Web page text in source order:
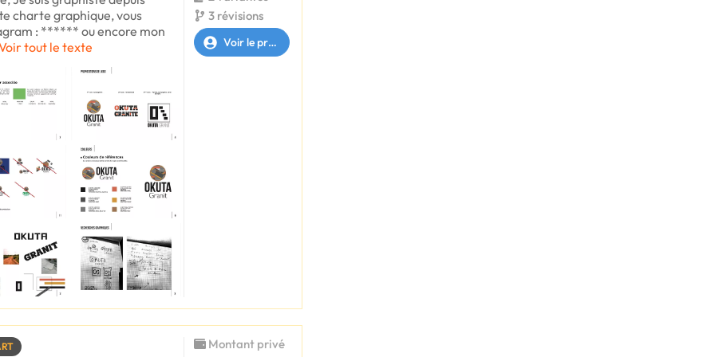
charte graphique, vous
: ****** ou encore mon
tout le texte
3 révisions
Voir le profil
Montant privé